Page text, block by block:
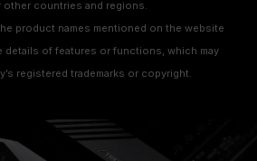
other countries and regions.
product names mentioned on the website
details of features or functions, which may
registered trademarks or copyright.